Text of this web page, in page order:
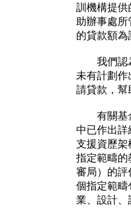
訓機構提供
助辦事處所
的貸款額為
我們認為
未有計劃作
請貸款，幫
有關基金
中已作出
支援資歷
指定範疇的
審局）的評
個指定範疇
業、設計、